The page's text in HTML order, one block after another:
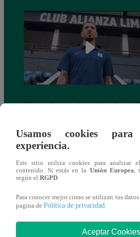
Alianza Lima: así anunció a Sergio
También
interesar
Usamos cookies
experiencia.
Este sitio utiliza cookies para analizar
contenido. Si estás en la Unión Europea,
según el RGPD.
Para conocer mejor como se utilizan tus
pagina de Política de privacidad.
Aceptar Cookies